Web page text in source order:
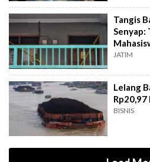
Tangis
Senyap:
Surabaya
JATIM
Lelang
BISNIS